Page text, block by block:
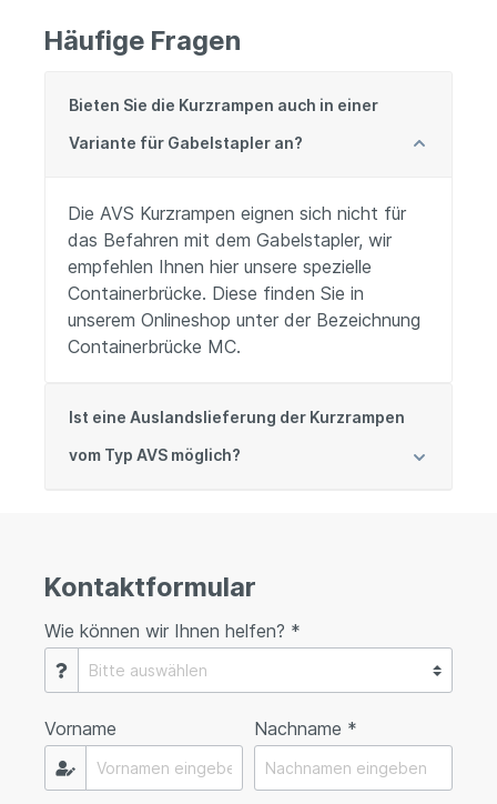
Häufige Fragen
Bieten Sie die Kurzrampen auch in einer
Variante für Gabelstapler an?
Die AVS Kurzrampen eignen sich nicht für
das Befahren mit dem Gabelstapler, wir
empfehlen Ihnen hier unsere spezielle
Containerbrücke. Diese finden Sie in
unserem Onlineshop unter der Bezeichnung
Containerbrücke MC.
Ist eine Auslandslieferung der Kurzrampen
vom Typ AVS möglich?
Kontaktformular
Wie können wir Ihnen helfen? *
Vorname Nachname *